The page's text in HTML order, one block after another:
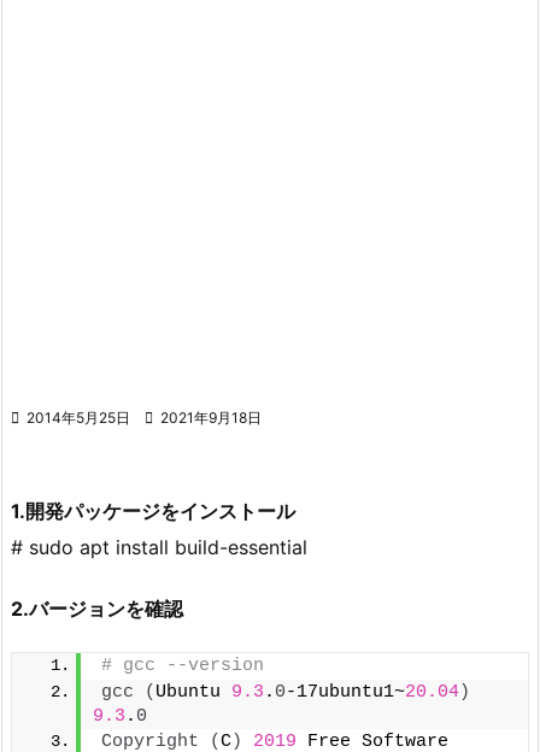
 2014年5月25日  2021年9月18日
1.開発パッケージをインストール
# sudo apt install build-essential
2.バージョンを確認
# gcc --version
gcc
( Ubuntu 9.3 . 0-17ubuntu1~20.04)
9.3 . 0
Copyright
(C) 2019 Free Software